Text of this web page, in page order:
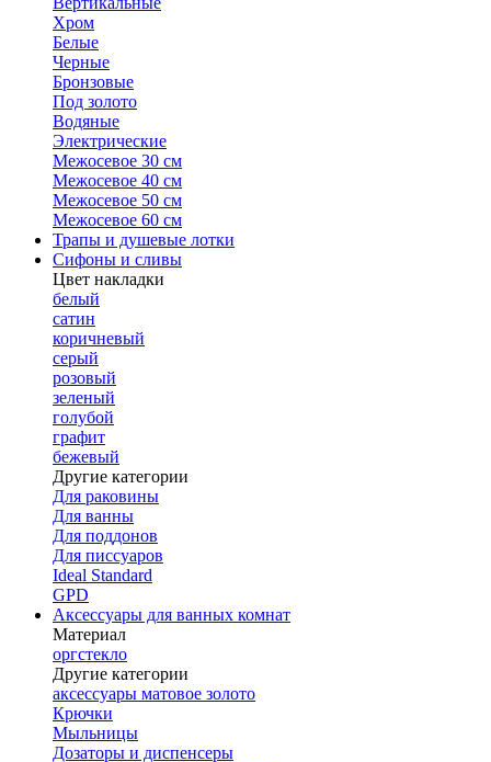
Хром
Белые
Черные
Бронзовые
Под золото
Водяные
Электрические
Межосевое 30 см
Межосевое 40 см
Межосевое 50 см
Межосевое 60 см
Трапы и душевые лотки
Сифоны и сливы
Цвет накладки
белый
сатин
коричневый
серый
розовый
зеленый
голубой
графит
бежевый
Другие категории
Для раковины
Для ванны
Для поддонов
Для писсуаров
Ideal Standard
GPD
Аксессуары для ванных комнат
Материал
оргстекло
Другие категории
аксессуары матовое золото
Крючки
Мыльницы
Дозаторы и диспенсеры